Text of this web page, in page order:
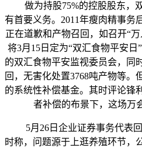
做为持股75%的控股股东，
有首要义务。2011年瘦肉精事务
正在道歉和产物召回，如召开“
将3月15日定为“双汇食物平安
的双汇食物平安监视委员会，同
回，无害化处置3768吨产物等。
的系统性补偿基金。其时评论锋
者补偿的布景下，这场万
5月26日企业证券事务代表回
时称，问题源于上逛养殖环节，